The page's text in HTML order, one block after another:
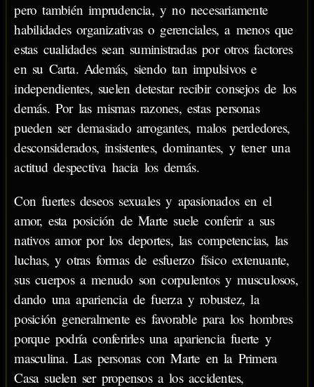
pero también imprudencia, y no necesariamente
habilidades organizativas o gerenciales, a menos que
estas cualidades sean suministradas por otros factores
en su Carta. Además, siendo tan impulsivos e
independientes, suelen detestar recibir consejos de los
demás. Por las mismas razones, estas personas
pueden ser demasiado arrogantes, malos perdedores,
desconsiderados, insistentes, dominantes, y tener una
actitud despectiva hacia los demás.
Con fuertes deseos sexuales y apasionados en el
amor, esta posición de Marte suele conferir a sus
nativos amor por los deportes, las competencias, las
luchas, y otras formas de esfuerzo físico extenuante,
sus cuerpos a menudo son corpulentos y musculosos,
dando una apariencia de fuerza y robustez, la
posición generalmente es favorable para los hombres
porque podría conferirles una apariencia fuerte y
masculina. Las personas con Marte en la Primera
Casa suelen ser propensos a los accidentes,